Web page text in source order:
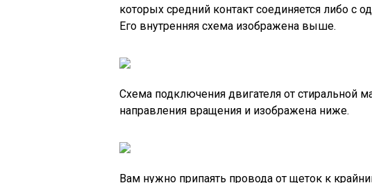
которых средний контакт соединяется либо с
Его внутренняя схема изображена выше.
Схема подключения двигателя от
направления вращения и изображена ниже.
Вам нужно припаять провода от щеток к